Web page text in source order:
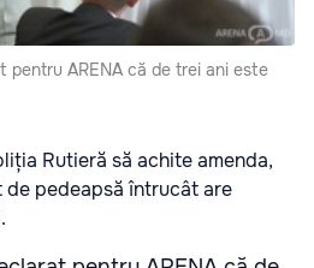
pentru ARENA că de trei ani este
Rutieră să achite amenda,
pedeapsă întrucât are